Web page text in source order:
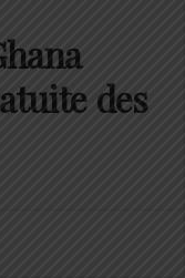
des